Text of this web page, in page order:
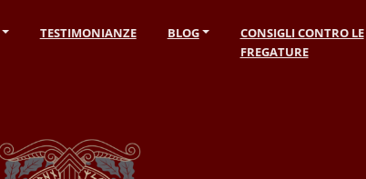
TESTIMONIANZE BLOG
CONSIGLI CONTRO LE
FREGATURE